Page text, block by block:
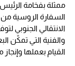
ممثلة بفخامة
السفارة الروسية
الانتقالي الجنوبي
والفنية التي تمكّن
القيام بعملها